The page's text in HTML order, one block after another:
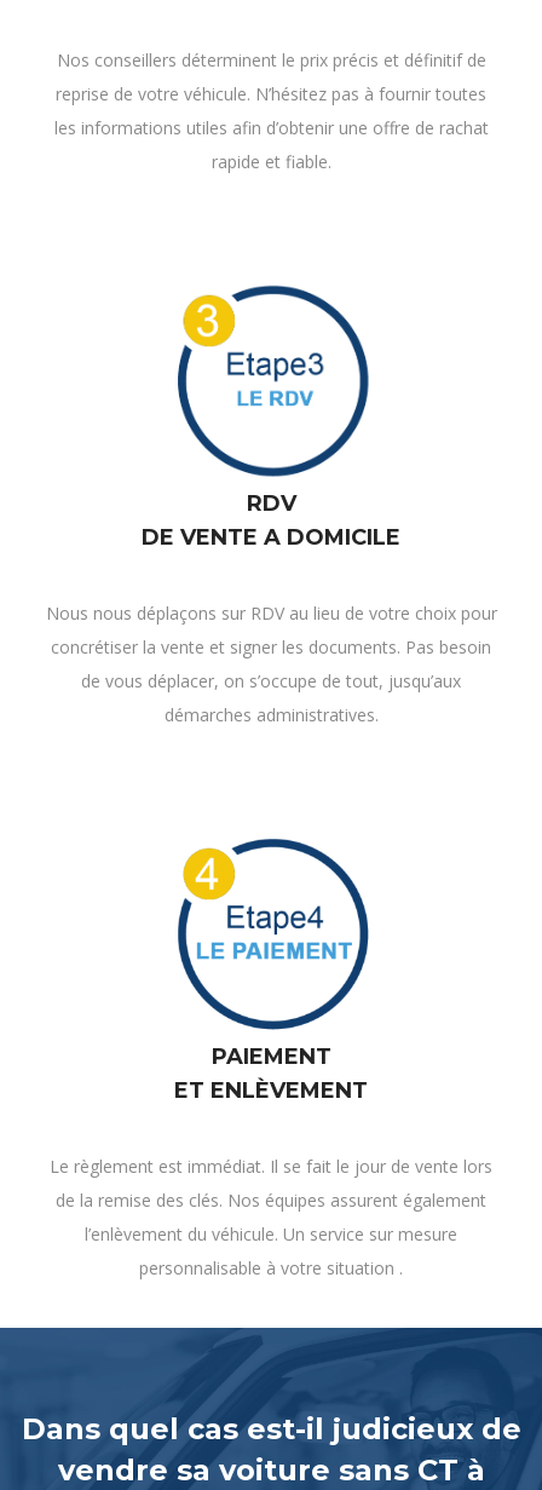
Nos conseillers déterminent le prix précis et définitif de
reprise de votre véhicule. N’hésitez pas à fournir toutes
les informations utiles afin d’obtenir une offre de rachat
rapide et fiable.
RDV
DE VENTE A DOMICILE
Nous nous déplaçons sur RDV au lieu de votre choix pour
concrétiser la vente et signer les documents. Pas besoin
de vous déplacer, on s’occupe de tout, jusqu’aux
démarches administratives.
PAIEMENT
ET ENLÈVEMENT
Le règlement est immédiat. Il se fait le jour de vente lors
de la remise des clés. Nos équipes assurent également
l’enlèvement du véhicule. Un service sur mesure
personnalisable à votre situation .
Dans quel cas est-il judicieux de
vendre sa voiture sans CT à